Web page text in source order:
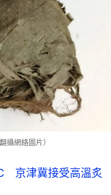
攝網絡圖片）
京津冀接受高溫炙